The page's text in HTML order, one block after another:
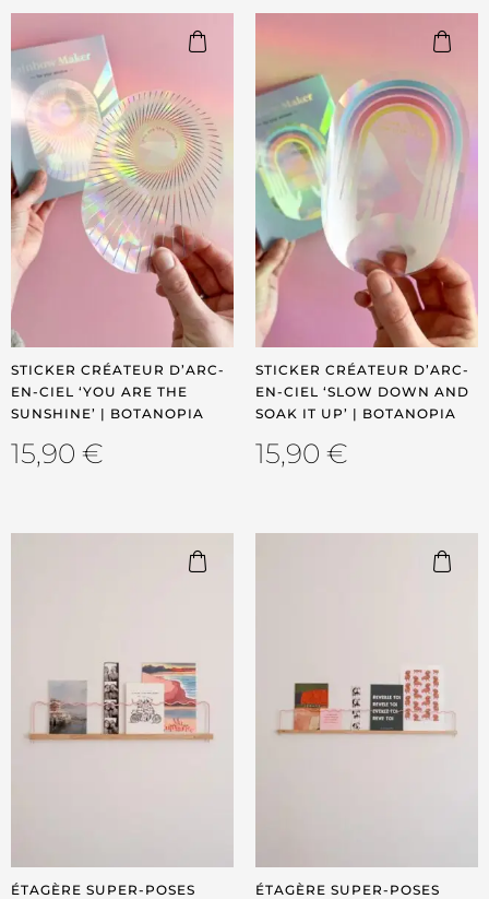
STICKER CRÉATEUR D’ARC-
EN-CIEL ‘YOU ARE THE
SUNSHINE’ | BOTANOPIA
15,90 €
STICKER CRÉATEUR D’ARC-
EN-CIEL ‘SLOW DOWN AND
SOAK IT UP’ | BOTANOPIA
15,90 €
ÉTAGÈRE SUPER-POSES
ÉTAGÈRE SUPER-POSES